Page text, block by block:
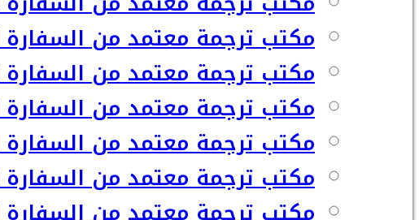
مكتب ترجمة معتمد من السفارة
مكتب ترجمة معتمد من السفارة
مكتب ترجمة معتمد من السفارة
مكتب ترجمة معتمد من السفارة
مكتب ترجمة معتمد من السفارة